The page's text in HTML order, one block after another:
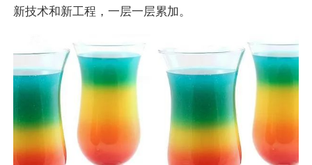
新技术和新工程，一层一层累加。